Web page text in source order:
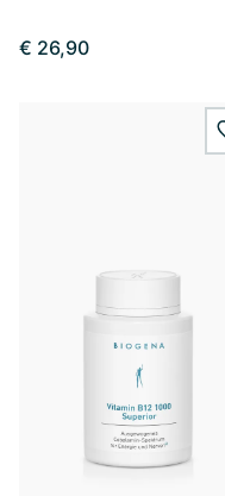
€ 26,90